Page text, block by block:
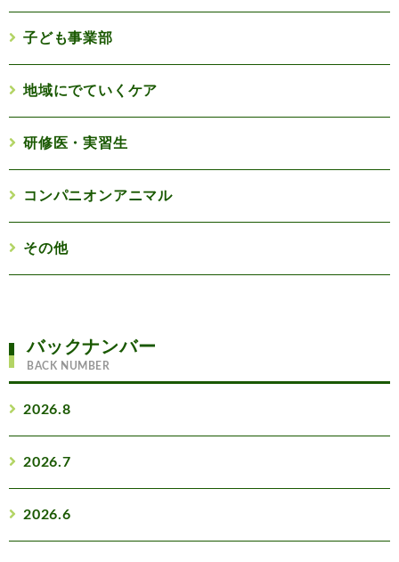
子ども事業部
地域にでていくケア
研修医・実習生
コンパニオンアニマル
その他
バックナンバー
BACK NUMBER
2026.8
2026.7
2026.6